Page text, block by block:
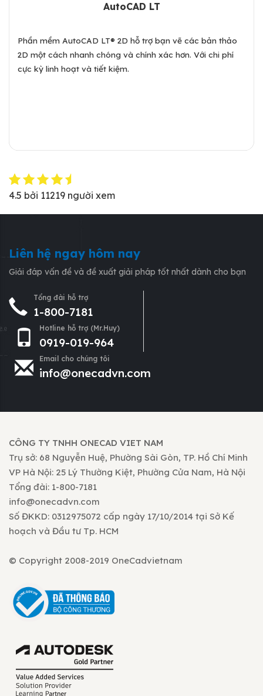
AutoCAD LT
Phần mềm AutoCAD LT® 2D hỗ trợ bạn vẽ các bản thảo
2D một cách nhanh chóng và chính xác hơn. Với chi phí
cực kỳ linh hoạt và tiết kiệm.
4.5 bởi 11219 người xem
Liên hệ ngay hôm nay
Giải đáp vấn đề và đề xuất giải pháp tốt nhất dành cho bạn
Tổng đài hỗ trợ
1-800-7181
Hotline hỗ trợ (Mr.Huy)
0919-019-964
Email cho chúng tôi
info@onecadvn.com
CÔNG TY TNHH ONECAD VIET NAM
Trụ sở: 68 Nguyễn Huệ, Phường Sài Gòn, TP. Hồ Chí Minh
VP Hà Nội: 25 Lý Thường Kiệt, Phường Cửa Nam, Hà Nội
Tổng đài: 1-800-7181
info@onecadvn.com
Số ĐKKD: 0312975072 cấp ngày 17/10/2014 tại Sở Kế
hoạch và Đầu tư Tp. HCM
© Copyright 2008-2019 OneCadvietnam